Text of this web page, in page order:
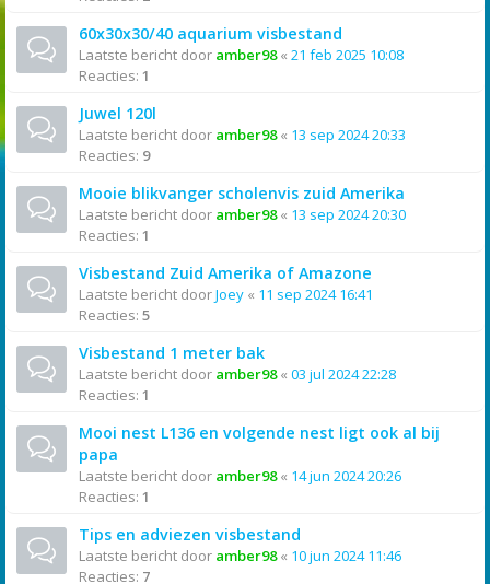
60x30x30/40 aquarium visbestand
Laatste bericht door amber98« 21 feb 2025 10:08
Reacties: 1
Juwel 120l
Laatste bericht door amber98« 13 sep 2024 20:33
Reacties: 9
Mooie blikvanger scholenvis zuid Amerika
Laatste bericht door amber98« 13 sep 2024 20:30
Reacties: 1
Visbestand Zuid Amerika of Amazone
Laatste bericht doorJoey « 11 sep 2024 16:41
Reacties: 5
Visbestand 1 meter bak
Laatste bericht door amber98« 03 jul 2024 22:28
Reacties: 1
Mooi nest L136 en volgende nest ligt ook al bij
papa
Laatste bericht door amber98« 14 jun 2024 20:26
Reacties: 1
Tips en adviezen visbestand
Laatste bericht door amber98« 10 jun 2024 11:46
Reacties: 7